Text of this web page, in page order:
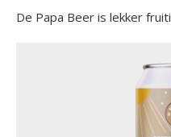
De Papa Beer is lekker